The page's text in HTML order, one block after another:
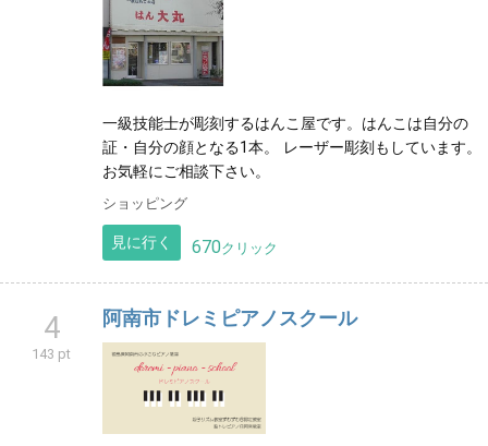
一級技能士が彫刻するはんこ屋です。はんこは自分の
証・自分の顔となる1本。 レーザー彫刻もしています。
お気軽にご相談下さい。
ショッピング
見に行く 670クリック
4
143 pt
阿南市ドレミピアノスクール